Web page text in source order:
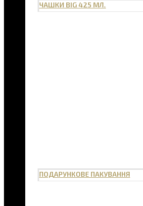
ЧАШКИ BIG 425 МЛ.
ПОДАРУНКОВЕ ПАКУВАННЯ